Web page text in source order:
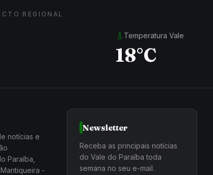
REGIONAL
Temperatura Vale
18°C
notícias e
Paraíba,
-
Newsletter
Receba as principais notícias
do Vale do Paraíba toda
semana no seu e-mail.